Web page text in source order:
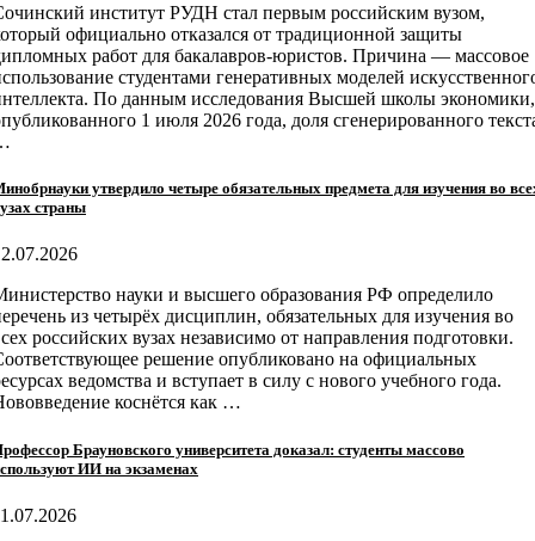
институт РУДН стал первым российским вузом,
официально отказался от традиционной защиты
работ для бакалавров-юристов. Причина — массовое
студентами генеративных моделей
По данным исследования Высшей школы экономики,
1 июля 2026 года, доля сгенерированного
утвердило четыре обязательных предмета для изучения во
страны
науки и высшего образования РФ определило
из четырёх дисциплин, обязательных для изучения во
российских вузах независимо от направления подготовки.
решение опубликовано на официальных
ведомства и вступает в силу с нового учебного года.
коснётся как …
Брауновского университета доказал: студенты массово
ИИ на экзаменах